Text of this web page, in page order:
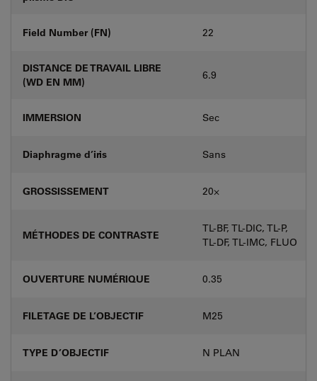
Field Number (FN) 22
DISTANCE DE TRAVAIL LIBRE
(WD EN MM)
6.9
IMMERSION Sec
Diaphragme d’iris Sans
GROSSISSEMENT 20⨉
MÉTHODES DE CONTRASTE
TL-BF, TL-DIC, TL-P,
TL-DF, TL-IMC, FLUO
OUVERTURE NUMÉRIQUE 0.35
FILETAGE DE L’OBJECTIF M25
TYPE D’OBJECTIF N PLAN